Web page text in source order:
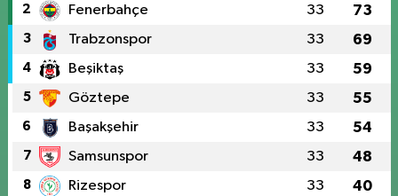
2 Fenerbahçe 33 73
3 Trabzonspor 33 69
4 Beşiktaş 33 59
5 Göztepe 33 55
6 Başakşehir 33 54
7 Samsunspor 33 48
8 Rizespor 33 40